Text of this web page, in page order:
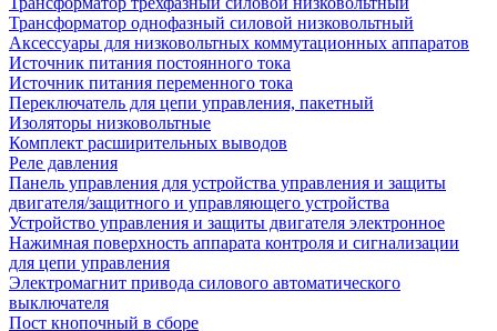
Трансформатор однофазный силовой низковольтный
Аксессуары для низковольтных коммутационных аппаратов
Источник питания постоянного тока
Источник питания переменного тока
Переключатель для цепи управления, пакетный
Изоляторы низковольтные
Комплект расширительных выводов
Реле давления
Панель управления для устройства управления и защиты
двигателя/защитного и управляющего устройства
Устройство управления и защиты двигателя электронное
Нажимная поверхность аппарата контроля и сигнализации
для цепи управления
Электромагнит привода силового автоматического
выключателя
Пост кнопочный в сборе